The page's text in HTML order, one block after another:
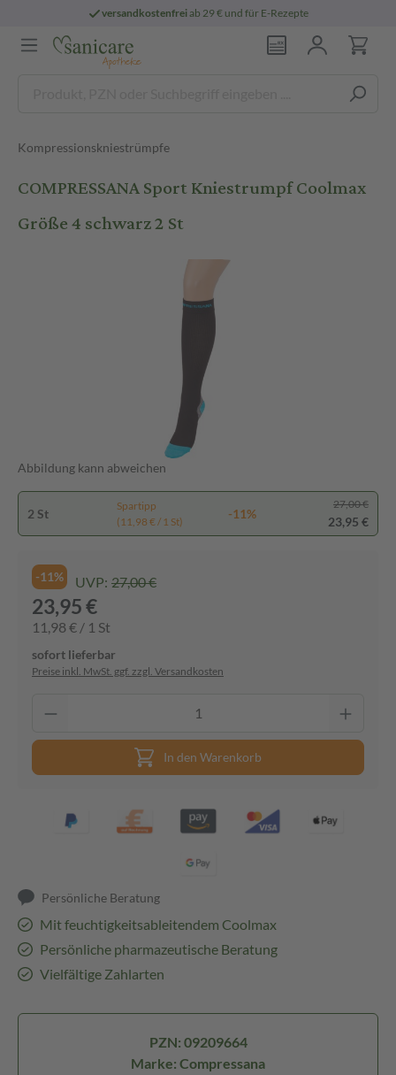
versandkostenfreiab 29 € und für E-Rezepte
Kompressionskniestrümpfe
COMPRESSANA Sport Kniestrumpf Coolmax
Größe 4 schwarz 2 St
Abbildung kann abweichen
2 St
Spartipp
(11,98 € / 1 St)
-11%
27,00 €
23,95 €
-11% UVP: 27,00 €
23,95 €
11,98 € / 1 St
sofort lieferbar
Preise inkl. MwSt. ggf. zzgl. Versandkosten
In den Warenkorb
Persönliche Beratung
Mit feuchtigkeitsableitendem Coolmax
Persönliche pharmazeutische Beratung
Vielfältige Zahlarten
PZN: 09209664
Marke: Compressana